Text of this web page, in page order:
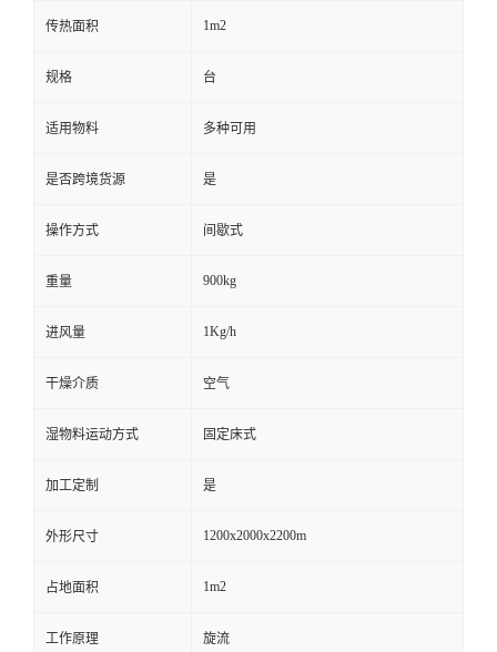
传热面积 1m2
规格 台
适用物料 多种可用
是否跨境货源 是
操作方式 间歇式
重量 900kg
进风量 1Kg/h
干燥介质 空气
湿物料运动方式 固定床式
加工定制 是
外形尺寸 1200x2000x2200m
占地面积 1m2
工作原理 旋流